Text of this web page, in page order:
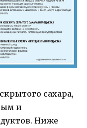
сахара,
и
Ниже